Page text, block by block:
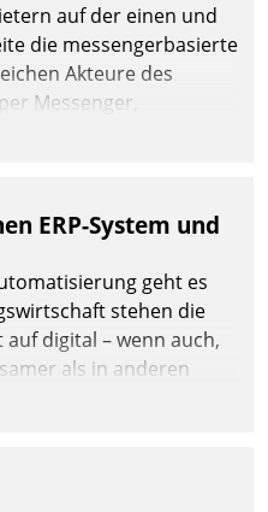
auf der einen und
die messengerbasierte
Akteure des
Messenger,
empfangen oder
ERP-System und
geht es
stehen die
digital – wenn auch,
als in anderen